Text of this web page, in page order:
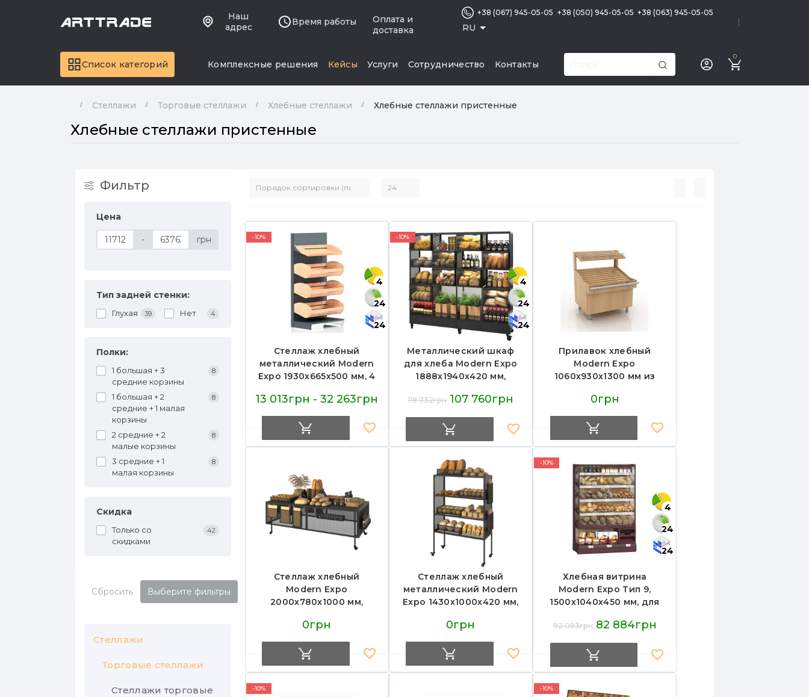
Наш
адрес
Время работы
Оплата и
доставка
RU
+38 (067) 945-05-05 +38 (050) 945-05-05 +38 (063) 945-05-05
Список категорий Комплексные решения Кейсы Услуги Сотрудничество Контакты
0
Стеллажи Торговые стеллажи Хлебные стеллажи Хлебные стеллажи пристенные
Хлебные стеллажи пристенные
Фильтр
Цена
- грн
Тип задней стенки:
Глухая 39 Нет 4
Полки:
1 большая + 3
средние корзины
8
1 большая + 2
средние + 1 малая
корзины
8
2 средние + 2
малые корзины
8
3 средние + 1
малая корзины
8
Скидка
Только со
cкидками
42
Сбросить Выберите фильтры
Стеллажи
Торговые стеллажи
Стеллажи торговые
-10%
4
24
24
Стеллаж хлебный
металлический Modern
Expo 1930х665х500 мм, 4
нагрузка до 750 кг, для
магазинов и пекарен,
Украина
13 013грн - 32 263грн
-10%
4
24
24
Металлический шкаф
для хлеба Modern Expo
1888х1940х420 мм,
булочных и магазинов,
119 732грн 107 760грн
Прилавок хлебный
Modern Expo
1060х930х1300 мм из
пристенный, для
булочных и пекарен,
Украина
0грн
Стеллаж хлебный
Modern Expo
2000х780х1000 мм,
300 кг, для выпечки и
хлебобулочных
изделий, Украина
0грн
Стеллаж хлебный
металлический Modern
Expo 1430х1000х420 мм,
хлеба и выпечки,
Украина
0грн
-10%
4
24
24
Хлебная витрина
Modern Expo Тип 9,
1500х1040х450 мм, для
92 093грн 82 884грн
-10% -10%